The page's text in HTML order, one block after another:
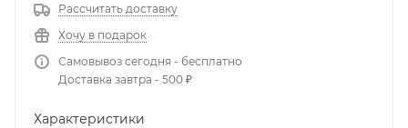
Рассчитать доставку
Хочу в подарок
Самовывоз сегодня - бесплатно
Доставка завтра - 500 ₽
Характеристики